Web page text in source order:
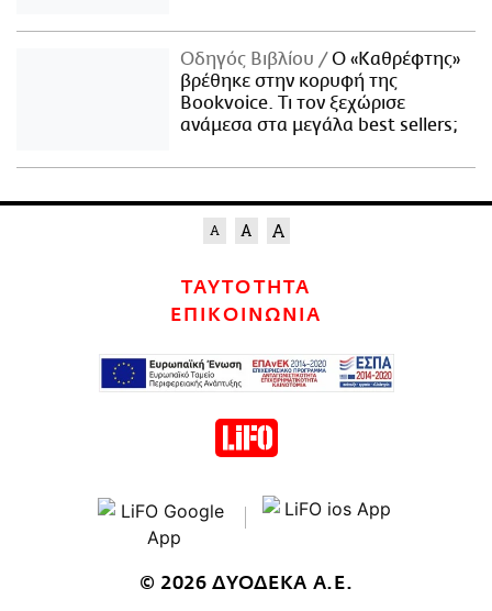
Οδηγός Βιβλίου
Ο «Καθρέφτης»
βρέθηκε στην κορυφή της
Bookvoice. Τι τον ξεχώρισε
ανάμεσα στα μεγάλα best sellers;
ΤΑΥΤΟΤΗΤΑ
ΕΠΙΚΟΙΝΩΝΙΑ
© 2026 ΔΥΟΔΕΚΑ Α.Ε.